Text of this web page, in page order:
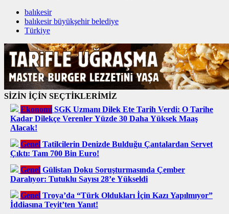
balıkesir
balıkesir büyükşehir belediye
Türkiye
SİZİN İÇİN SEÇTİKLERİMİZ
Ekonomi SGK Uzmanı Dilek Ete Tarih Verdi: O Tarihe
Kadar Dilekçe Verenler Yüzde 30 Daha Yüksek Maaş
Alacak!
Genel Tatilcilerin Denizde Bulduğu Çantalardan Servet
Çıktı: Tam 700 Bin Euro!
Genel Gülistan Doku Soruşturmasında Çember
Daralıyor: Tutuklu Sayısı 28’e Yükseldi
Genel Troya’da “Türk Oldukları İçin Kazı Yapılmıyor”
İddiasına Teyit’ten Yanıt!